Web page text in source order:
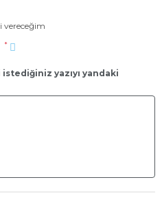
vereceğim
*
yazıyı yandaki